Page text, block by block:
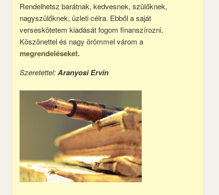
Rendelhetsz barátnak, kedvesnek, szülőknek,
nagyszülőknek, üzleti célra. Ebből a saját
verseskötetem kiadását fogom finanszírozni.
Köszönettel és nagy örömmel várom a
megrendeléseket.
Szeretettel:Aranyosi Ervin